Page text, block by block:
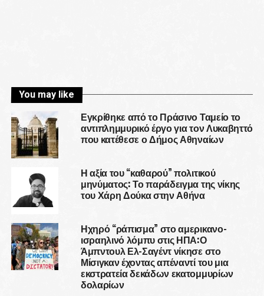
You may like
Εγκρίθηκε από το Πράσινο Ταμείο το
αντιπλημμυρικό έργο για τον Λυκαβηττό
που κατέθεσε ο Δήμος Αθηναίων
Η αξία του “καθαρού” πολιτικού
μηνύματος: Το παράδειγμα της νίκης
του Χάρη Δούκα στην Αθήνα
Ηχηρό “ράπισμα” στο αμερικανο-
ισραηλινό λόμπυ στις ΗΠΑ:Ο
Άμπντουλ Ελ-Σαγέντ νίκησε στο
Μίσιγκαν έχοντας απέναντί του μια
εκστρατεία δεκάδων εκατομμυρίων
δολαρίων